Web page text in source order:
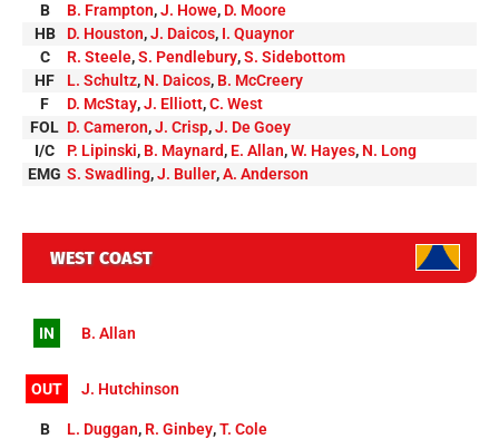
B B. Frampton,J. Howe, D. Moore
HB
D. Houston,J. Daicos, I. Quaynor
C
R. Steele,S. Pendlebury,S. Sidebottom
HF
L. Schultz, N. Daicos, B. McCreery
F
D. McStay,J. Elliott,C. West
FOL D. Cameron,J. Crisp,J. De Goey
I/C
P. Lipinski, B. Maynard, E. Allan,W. Hayes, N. Long
EMG S. Swadling,J. Buller,A. Anderson
WEST COAST
IN B. Allan
OUT J. Hutchinson
B L. Duggan, R. Ginbey,T. Cole